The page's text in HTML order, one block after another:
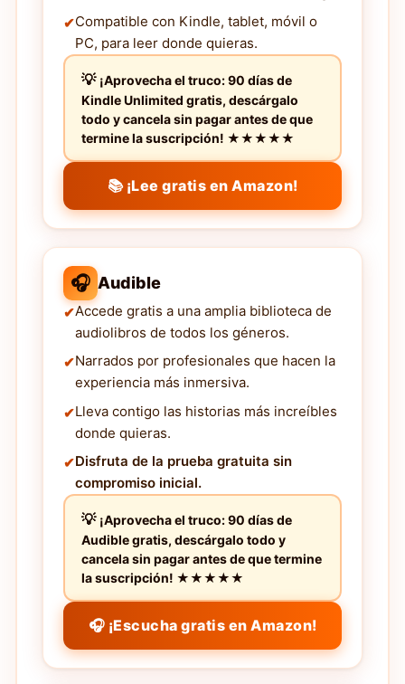
Compatible con Kindle, tablet, móvil o
PC, para leer donde quieras.
¡Aprovecha el truco: 90 días de
Kindle Unlimited gratis, descárgalo
todo y cancela sin pagar antes de que
termine la suscripción! ★★★★★
📚 ¡Lee gratis en Amazon!
🎧 Audible
Accede gratis a una amplia biblioteca de
audiolibros de todos los géneros.
Narrados por profesionales que hacen la
experiencia más inmersiva.
Lleva contigo las historias más increíbles
donde quieras.
Disfruta de la prueba gratuita sin
compromiso inicial.
¡Aprovecha el truco: 90 días de
Audible gratis, descárgalo todo y
cancela sin pagar antes de que termine
la suscripción! ★★★★★
🎧 ¡Escucha gratis en Amazon!